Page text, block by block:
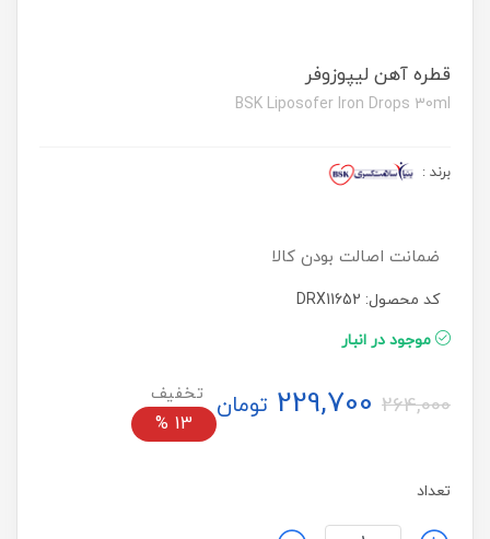
قطره آهن لیپوزوفر
BSK Liposofer Iron Drops 30ml
برند :
ضمانت اصالت بودن کالا
کد محصول: DRX11652
موجود در انبار
264,000 تومان
13
%
تعداد